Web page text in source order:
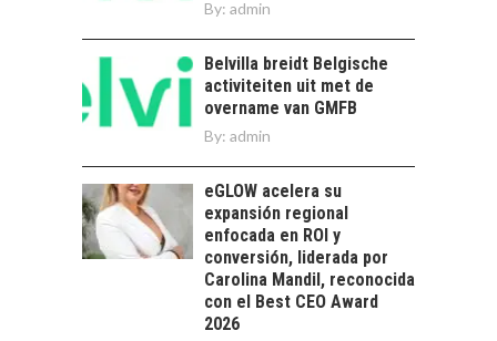
motor clave del
turismo y la
economía…
LA IMPORTANCIA DE
DIVERSIFICAR LAS
EXPORTACIONES
CHILENAS
las exportaciones
chilenas: clave para un
crecimiento…
CHILE COMO HUB
TECNOLÓGICO DE
AMÉRICA LATINA:
AVANCES Y DESAFÍOS
By: admin
Belvilla breidt Belgische
activiteiten uit met de
overname van GMFB
By: admin
eGLOW acelera su
expansión regional
enfocada en ROI y
conversión, liderada por
Carolina Mandil, reconocida
con el Best CEO Award
2026